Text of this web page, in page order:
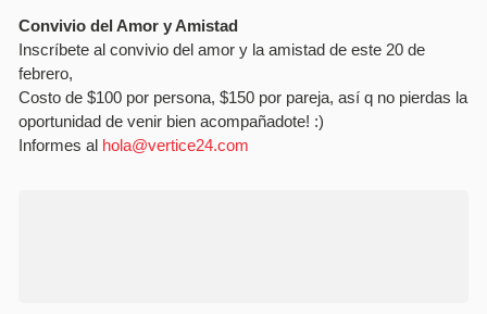
Convivio del Amor y Amistad
Inscrí­bete al convivio del amor y la amistad de este 20 de
febrero,
Costo de $100 por persona, $150 por pareja, así­ q no pierdas la
oportunidad de venir bien acompañadote! :)
Informes al hola@vertice24.com